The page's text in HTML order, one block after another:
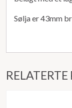
Sølja er 43mm